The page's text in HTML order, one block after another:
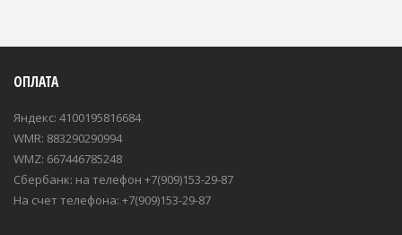
ОПЛАТА
Яндекс: 4100195816684
WMR: 883290290994
WMZ: 667446785248
Сбербанк: на телефон +7(909)153-29-87
На счет телефона: +7(909)153-29-87